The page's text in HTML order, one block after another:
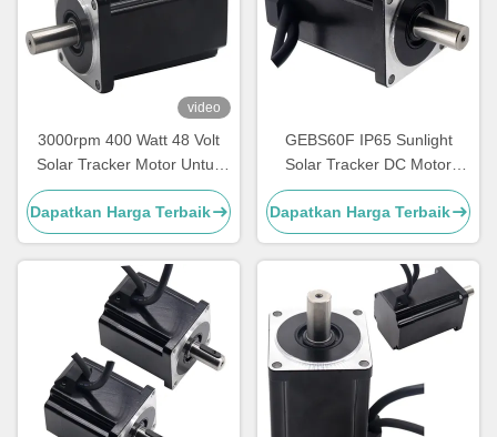
video
3000rpm 400 Watt 48 Volt
Solar Tracker Motor Untuk
Indoor Outdoor
Dapatkan Harga Terbaik
GEBS60F IP65 Sunlight
Solar Tracker DC Motor
Hidup panjang Kebisingan
rendah
Dapatkan Harga Terbaik